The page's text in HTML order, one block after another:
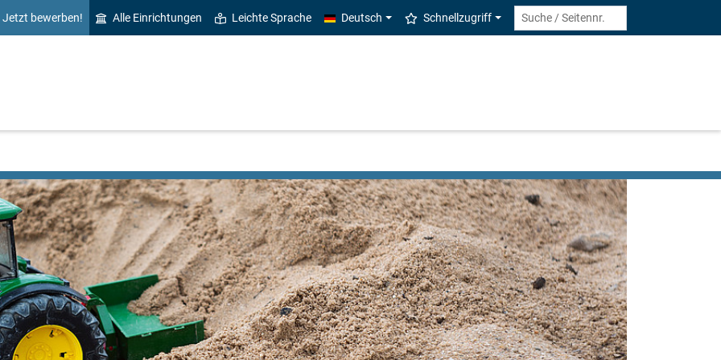
Jetzt bewerben! Alle Einrichtungen Leichte Sprache Deutsch Schnellzugriff